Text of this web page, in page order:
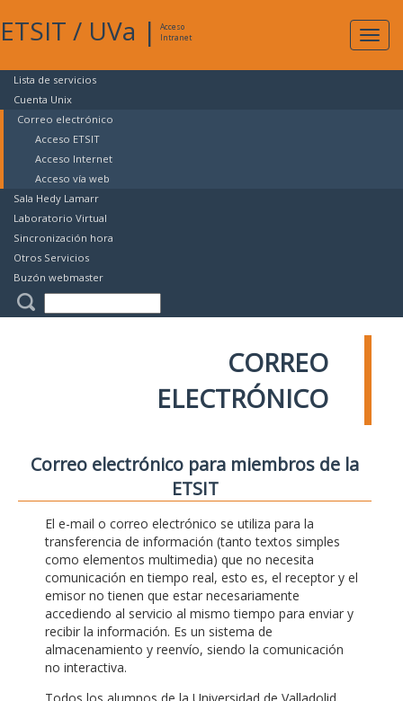
ETSIT / UVa |
Acceso
Intranet
Lista de servicios
Cuenta Unix
Correo electrónico
Acceso ETSIT
Acceso Internet
Acceso vía web
Sala Hedy Lamarr
Laboratorio Virtual
Sincronización hora
Otros Servicios
Buzón webmaster
CORREO
ELECTRÓNICO
Correo electrónico para miembros de la
ETSIT
El e-mail o correo electrónico se utiliza para la
transferencia de información (tanto textos simples
como elementos multimedia) que no necesita
comunicación en tiempo real, esto es, el receptor y el
emisor no tienen que estar necesariamente
accediendo al servicio al mismo tiempo para enviar y
recibir la información. Es un sistema de
almacenamiento y reenvío, siendo la comunicación
no interactiva.